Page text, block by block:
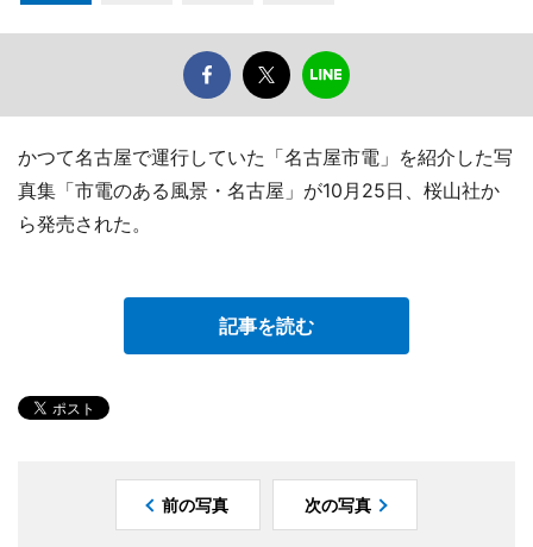
かつて名古屋で運行していた「名古屋市電」を紹介した写
真集「市電のある風景・名古屋」が10月25日、桜山社か
ら発売された。
記事を読む
前の写真 次の写真